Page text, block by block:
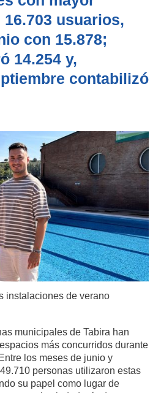
usuarios,
con 15.878;
14.254 y,
contabilizó
instalaciones de verano
municipales de Tabira han
más concurridos durante
los meses de junio y
personas utilizaron estas
su papel como lugar de